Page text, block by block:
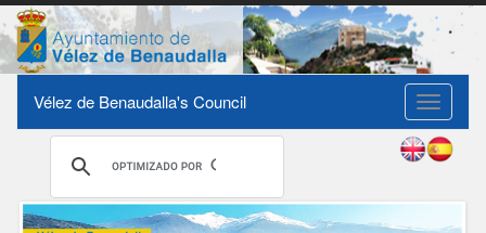
Toggle
Vélez de Benaudalla's Council